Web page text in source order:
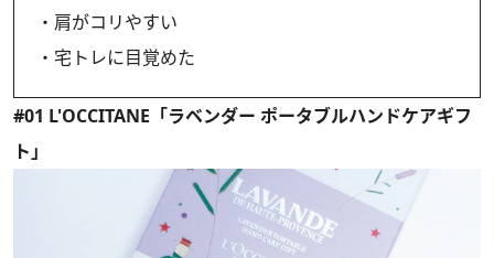
・肩がコリやすい
・宅トレに目覚めた
#01 L'OCCITANE「ラベンダー ポータブルハンドケアギフ
ト」